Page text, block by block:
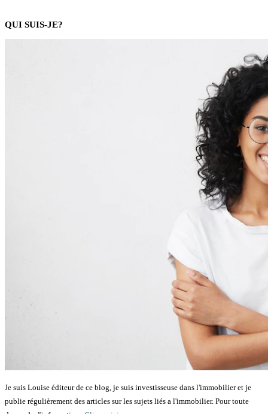
QUI SUIS-JE?
Je suis Louise éditeur de ce blog, je suis investisseuse dans l'immobilier et je
publie régulièrement des articles sur les sujets liés a l'immobilier. Pour toute